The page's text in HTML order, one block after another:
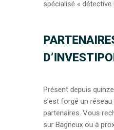
spécialisé « détective
Présent depuis
s’est forgé un
partenaires. Vous
sur Bagneux ou à